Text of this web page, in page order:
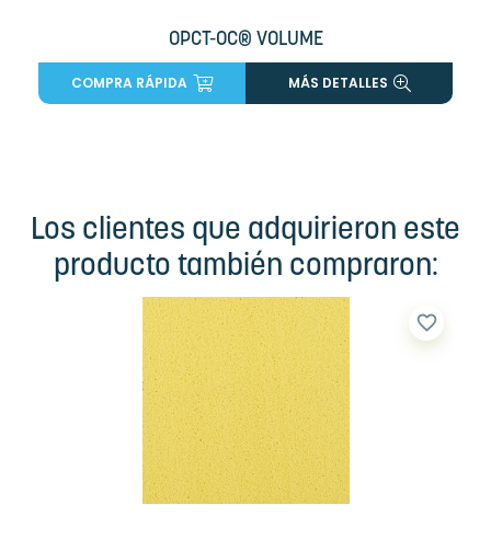
OPCT-OC® VOLUME
COMPRA RÁPIDA MÁS DETALLES
Los clientes que adquirieron este
producto también compraron:
favorite_border